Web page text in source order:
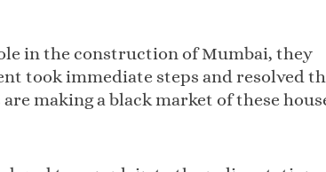
in the construction of Mumbai, they
took immediate steps and resolved
making a black market of these